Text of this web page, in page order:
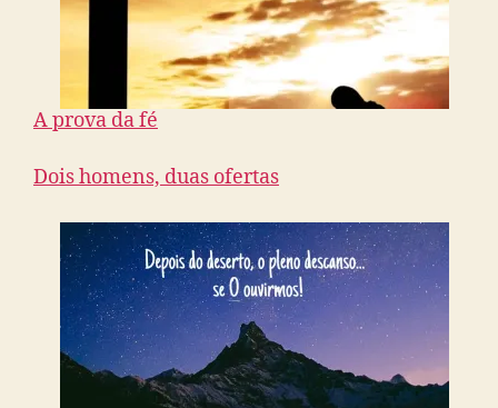
A prova da fé
Dois homens, duas ofertas